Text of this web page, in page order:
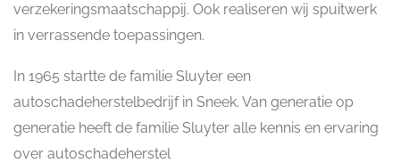
verzekeringsmaatschappij. Ook realiseren wij spuitwerk
in verrassende toepassingen.
In 1965 startte de familie Sluyter een
autoschadeherstelbedrijf in Sneek. Van generatie op
generatie heeft de familie Sluyter alle kennis en ervaring
over autoschadeherstel